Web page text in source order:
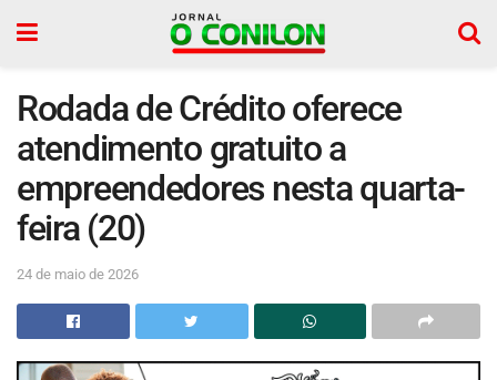
Rodada de Crédito oferece
atendimento gratuito a
empreendedores nesta quarta-
feira (20)
24 de maio de 2026